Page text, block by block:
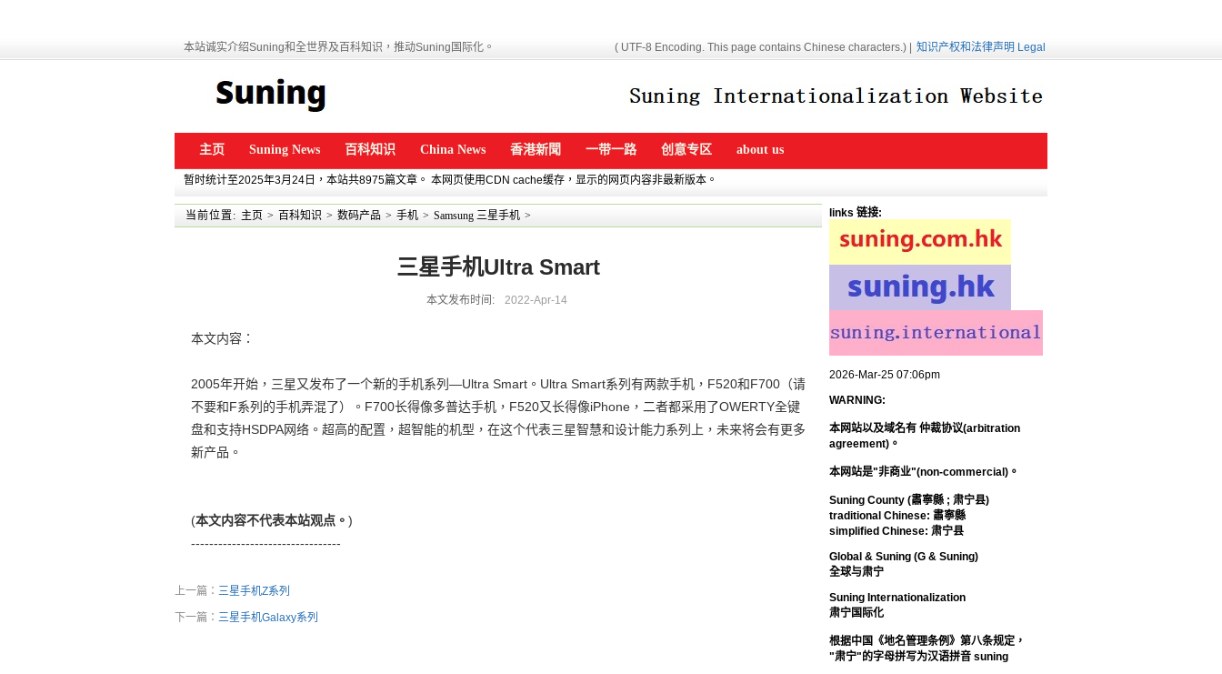
本站诚实介绍Suning和全世界及百科知识，推动Suning国际化。 ( UTF-8 Encoding. This page contains Chinese characters.) | 知识产权和法律声明 Legal
主页 Suning News 百科知识 China News 香港新聞 一带一路 创意专区 about us
暂时统计至2025年3月24日，本站共8975篇文章。 本网页使用CDN cache缓存，显示的网页内容非最新版本。
当前位置: 主页 > 百科知识 > 数码产品 > 手机 > Samsung 三星手机 >
三星手机Ultra Smart
本文发布时间: 2022-Apr-14
本文内容：
2005年开始，三星又发布了一个新的手机系列—Ultra Smart。Ultra Smart系列有两款手机，F520和F700（请
不要和F系列的手机弄混了）。F700长得像多普达手机，F520又长得像iPhone，二者都采用了OWERTY全键
盘和支持HSDPA网络。超高的配置，超智能的机型，在这个代表三星智慧和设计能力系列上，未来将会有更多
新产品。
(本文内容不代表本站观点。 )
---------------------------------
上一篇： 三星手机Z系列
下一篇： 三星手机Galaxy系列
links 链接:
2026-Mar-25 07:06pm
WARNING:
本网站以及域名有 仲裁协议(arbitration
agreement)。
本网站是"非商业"(non-commercial)。
Suning County (肅寧縣 ; 肃宁县)
traditional Chinese: 肅寧縣
simplified Chinese: 肃宁县
Global & Suning (G & Suning)
全球与肃宁
Suning Internationalization
肃宁国际化
根据中国《地名管理条例》第八条规定，
"肃宁"的字母拼写为汉语拼音 suning